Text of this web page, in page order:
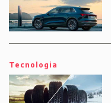
Tecnologia